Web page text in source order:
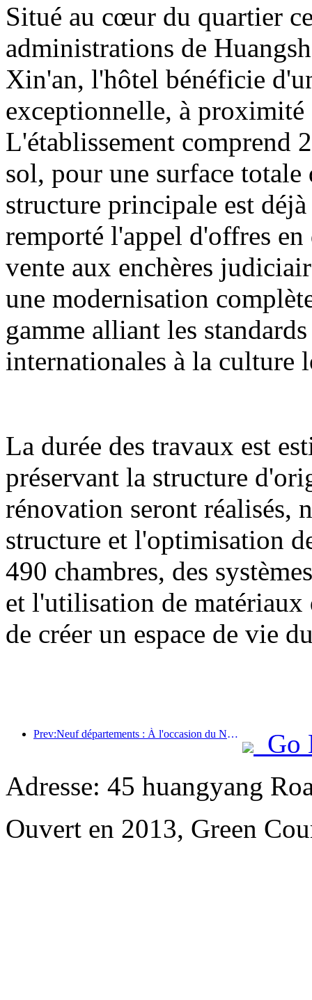
Situé au cœur du quartier
administrations de
Xin'an, l'hôtel bénéficie
exceptionnelle, à
L'établissement comprend
sol, pour une surface
structure principale est
remporté l'appel d'offres
vente aux enchères
une modernisation
gamme alliant les
internationales à la culture
La durée des travaux est
préservant la structure
rénovation seront réalisés,
structure et l'optimisation
490 chambres, des
et l'utilisation de
de créer un espace de vie
Prev:Neuf départements : À l'occasion du Nouvel An chinois, les chaînes hôtelières et les chambres d'hôtes de charme proposeront des offres préférentielles.
Go
Adresse: 45 huangyang
Ouvert en 2013, Green